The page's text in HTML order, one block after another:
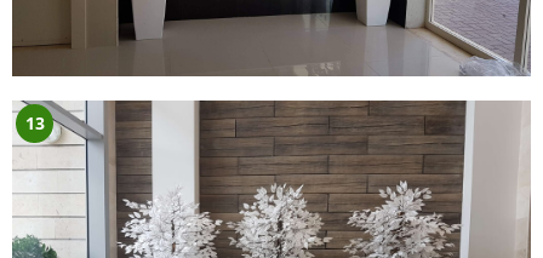
13